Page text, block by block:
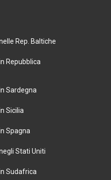
Rep. Baltiche
Repubblica
Sardegna
Sicilia
Spagna
Stati Uniti
Sudafrica